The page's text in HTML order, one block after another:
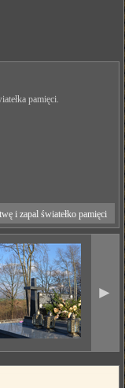
pamięci.
i zapal światełko pamięci
►